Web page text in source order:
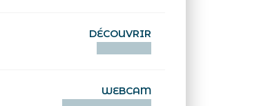
DÉCOUVRIR
WEBCAM